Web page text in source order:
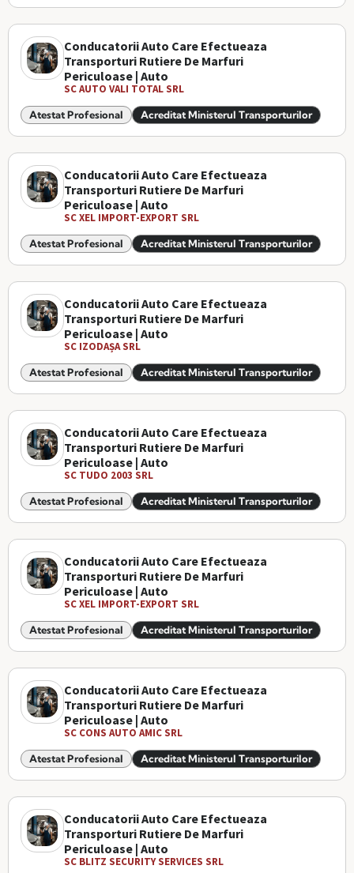
Conducatorii Auto Care Efectueaza
Transporturi Rutiere De Marfuri
Periculoase | Auto
SC AUTO VALI TOTAL SRL
Atestat Profesional Acreditat Ministerul Transporturilor
Conducatorii Auto Care Efectueaza
Transporturi Rutiere De Marfuri
Periculoase | Auto
SC XEL IMPORT-EXPORT SRL
Atestat Profesional Acreditat Ministerul Transporturilor
Conducatorii Auto Care Efectueaza
Transporturi Rutiere De Marfuri
Periculoase | Auto
SC IZODAȘA SRL
Atestat Profesional Acreditat Ministerul Transporturilor
Conducatorii Auto Care Efectueaza
Transporturi Rutiere De Marfuri
Periculoase | Auto
SC TUDO 2003 SRL
Atestat Profesional Acreditat Ministerul Transporturilor
Conducatorii Auto Care Efectueaza
Transporturi Rutiere De Marfuri
Periculoase | Auto
SC XEL IMPORT-EXPORT SRL
Atestat Profesional Acreditat Ministerul Transporturilor
Conducatorii Auto Care Efectueaza
Transporturi Rutiere De Marfuri
Periculoase | Auto
SC CONS AUTO AMIC SRL
Atestat Profesional Acreditat Ministerul Transporturilor
Conducatorii Auto Care Efectueaza
Transporturi Rutiere De Marfuri
Periculoase | Auto
SC BLITZ SECURITY SERVICES SRL